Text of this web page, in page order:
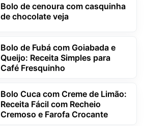
Bolo de cenoura com casquinha
de chocolate veja
Bolo de Fubá com Goiabada e
Queijo: Receita Simples para
Café Fresquinho
Bolo Cuca com Creme de Limão:
Receita Fácil com Recheio
Cremoso e Farofa Crocante